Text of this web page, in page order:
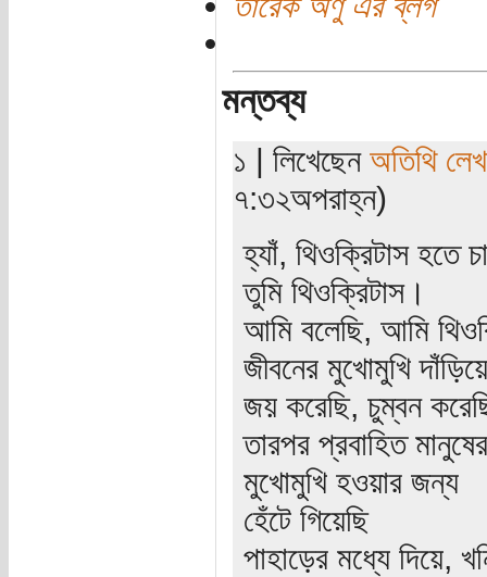
মন্তব্য
১ | লিখেছেন অতিথি
৭:৩২অপরাহ্ন)
হ্যাঁ, থিওক্রিটাস হতে
তুমি থিওক্রিটাস।
আমি বলেছি, আমি
জীবনের মুখোমুখি
জয় করেছি, চুম্বন
তারপর প্রবাহিত
মুখোমুখি হওয়ার জন্য
হেঁটে গিয়েছি
পাহাড়ের মধ্যে দিয়ে,